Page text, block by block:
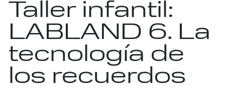
Taller infantil:
LABLAND 6. La
tecnología de
los recuerdos